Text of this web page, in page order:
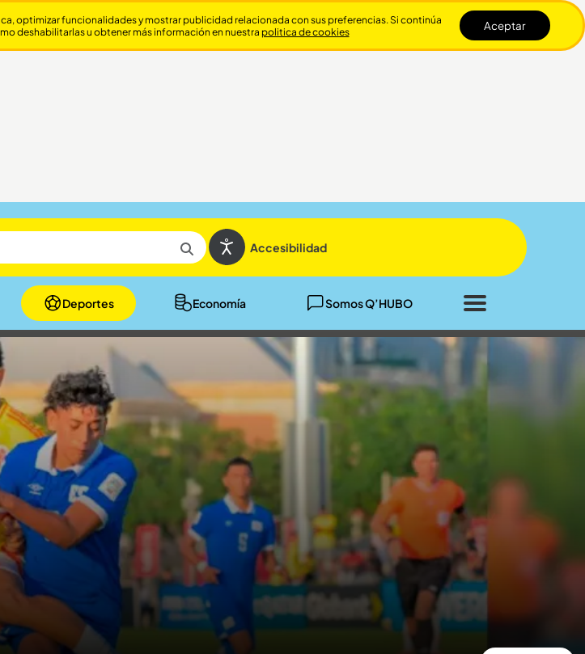
Accesibilidad
Deportes Economía Somos Q’HUBO
Cerrar
optimizar funcionalidades y mostrar publicidad relacionada con sus preferencias. Si continúa
deshabilitarlas u obtener más información en nuestra politica de cookies Aceptar